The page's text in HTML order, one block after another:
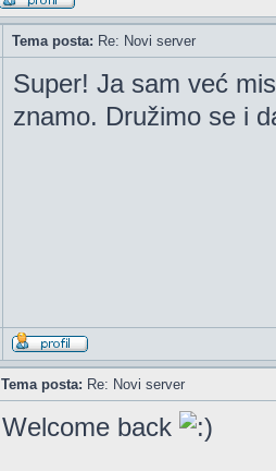
Tema posta: Re: Novi server
Super! Ja sam već
znamo. Družimo se i
Tema posta: Re: Novi server
Welcome back